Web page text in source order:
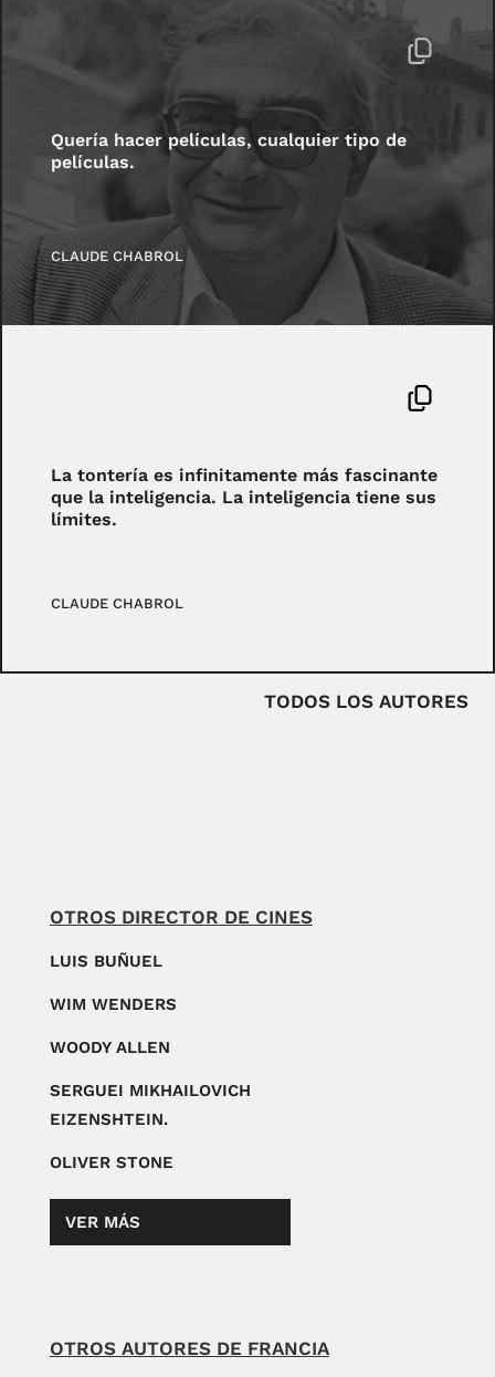
Quería hacer películas, cualquier tipo de
películas.
CLAUDE CHABROL
La tontería es infinitamente más fascinante
que la inteligencia. La inteligencia tiene sus
límites.
CLAUDE CHABROL
TODOS LOS AUTORES
OTROS DIRECTOR DE CINES
LUIS BUÑUEL
WIM WENDERS
WOODY ALLEN
SERGUEI MIKHAILOVICH
EIZENSHTEIN.
OLIVER STONE
VER MÁS
OTROS AUTORES DE FRANCIA